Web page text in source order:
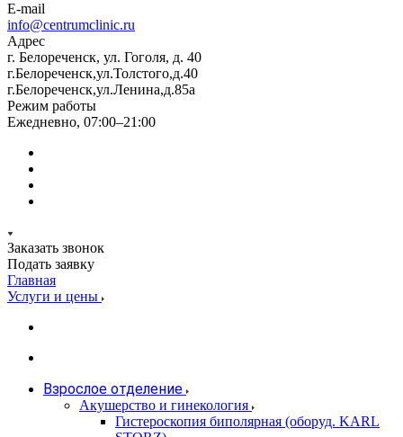
E-mail
info@centrumclinic.ru
Адрес
г. Белореченск, ул. Гоголя, д. 40
г.Белореченск,ул.Толстого,д.40
г.Белореченск,ул.Ленина,д.85а
Режим работы
Ежедневно, 07:00–21:00
Заказать звонок
Подать заявку
Главная
Услуги и цены
Взрослое отделение
Акушерство и гинекология
Гистероскопия биполярная (оборуд. KARL